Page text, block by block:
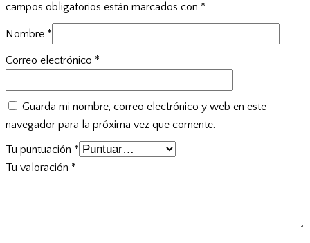
campos obligatorios están marcados con *
Nombre *
Correo electrónico *
Guarda mi nombre, correo electrónico y web en este
navegador para la próxima vez que comente.
Tu puntuación *
Tu valoración *